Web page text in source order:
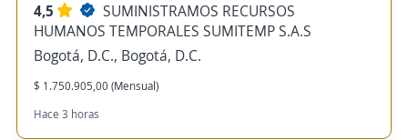
4,5
SUMINISTRAMOS RECURSOS
HUMANOS TEMPORALES SUMITEMP S.A.S
Bogotá, D.C., Bogotá, D.C.
$ 1.750.905,00 (Mensual)
Hace 3 horas